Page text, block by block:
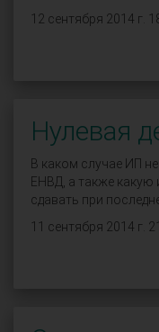
12 сентября 2014 г.
Нулевая
В каком случае ИП
ЕНВД, а также какую
сдавать при
11 сентября 2014 г.